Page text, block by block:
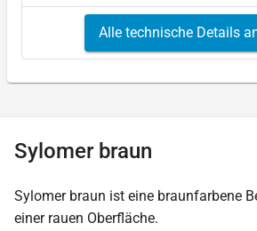
Alle technische Details
Sylomer braun
Sylomer braun ist eine braunfarbene
einer rauen Oberfläche.